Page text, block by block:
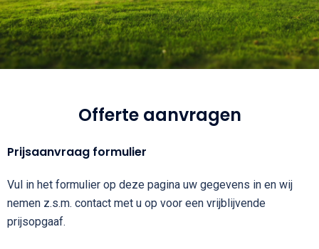
Offerte aanvragen
Prijsaanvraag formulier
Vul in het formulier op deze pagina uw gegevens in en wij
nemen z.s.m. contact met u op voor een vrijblijvende
prijsopgaaf.